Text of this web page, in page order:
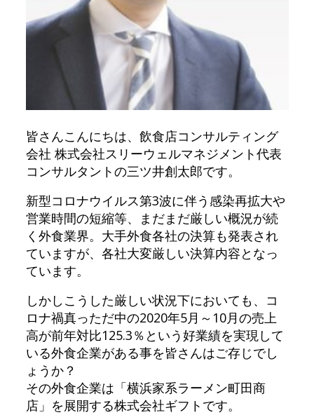
皆さんこんにちは、飲食店コンサルティング
会社 株式会社スリーウェルマネジメント代表
コンサルタントの三ツ井創太郎です。
新型コロナウイルス第3波に伴う感染再拡大や
営業時間の短縮等、まだまだ厳しい概況が続
く外食業界。大手外食各社の決算も発表され
ていますが、各社大変厳しい決算内容となっ
ています。
しかしこうした厳しい状況下においても、コ
ロナ禍真っただ中の2020年5月～10月の売上
高が前年対比125.3％という好業績を実現して
いる外食企業がある事を皆さんはご存じでし
ょうか？
その外食企業は「横浜家系ラーメン町田商
店」を展開する株式会社ギフトです。